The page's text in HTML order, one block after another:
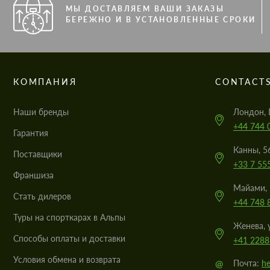
МЫ ДОСТАВЛЯЕМ ВАШИ ЗАКАЗЫ
БЕРЕЖНО И В УСТАНОВЛЕННЫЕ СРОКИ
КОМПАНИЯ
Наши бренды
Гарантия
Поставщики
Франшиза
Стать дилеров
Туры на спорткарах в Альпы
Cпособы оплаты и доставки
Условия обмена и возврата
Лондон,
+44 744
Канны,
+33 7
Майами,
+44 748
Женева,
+41
@ Почта: